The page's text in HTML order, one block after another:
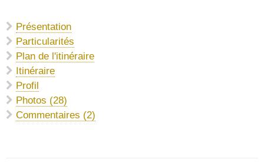
Présentation
Particularités
Plan de l'itinéraire
Itinéraire
Profil
Photos (28)
Commentaires (2)